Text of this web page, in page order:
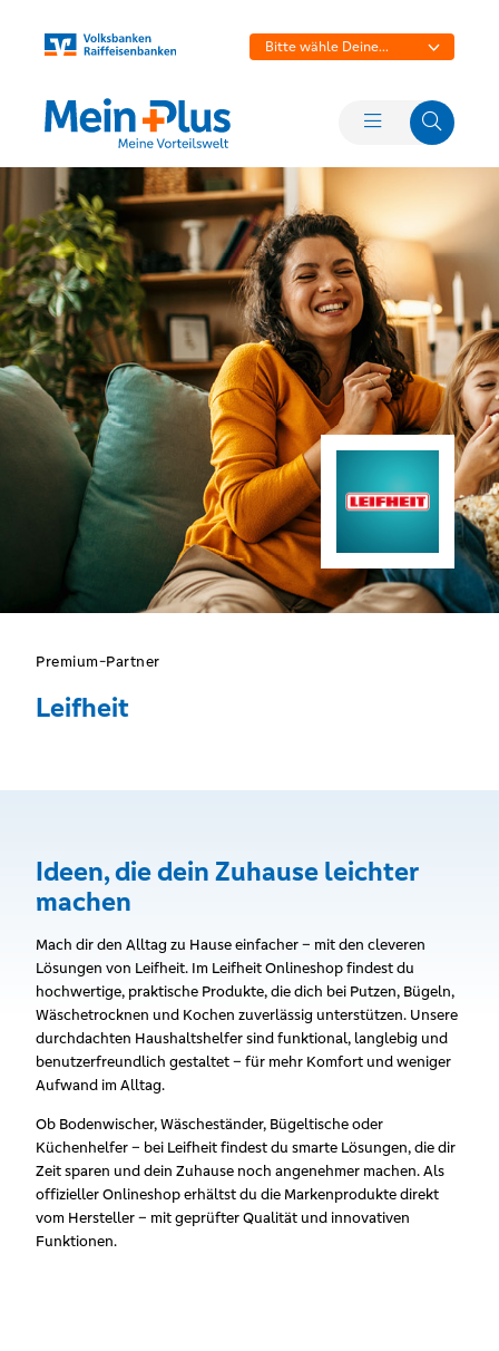
Bitte wähle Deine
Premium-Partner
Leifheit
Ideen, die dein Zuhause leichter
machen
Mach dir den Alltag zu Hause einfacher – mit den cleveren
Lösungen von Leifheit. Im Leifheit Onlineshop findest du
hochwertige, praktische Produkte, die dich bei Putzen, Bügeln,
Wäschetrocknen und Kochen zuverlässig unterstützen. Unsere
durchdachten Haushaltshelfer sind funktional, langlebig und
benutzerfreundlich gestaltet – für mehr Komfort und weniger
Aufwand im Alltag.
Ob Bodenwischer, Wäscheständer, Bügeltische oder
Küchenhelfer – bei Leifheit findest du smarte Lösungen, die dir
Zeit sparen und dein Zuhause noch angenehmer machen. Als
offizieller Onlineshop erhältst du die Markenprodukte direkt
vom Hersteller – mit geprüfter Qualität und innovativen
Funktionen.